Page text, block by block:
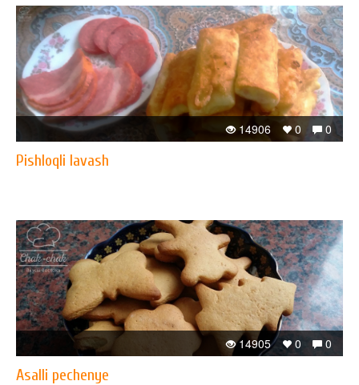
0
0
14906
Pishloqli lavash
0
0
14905
Asalli pechenye